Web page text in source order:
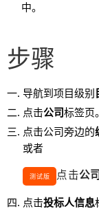
中。
步骤
导航到项目级别
点击公司标签页。
点击公司旁边的
或者
测试版 点击公
点击投标人信息